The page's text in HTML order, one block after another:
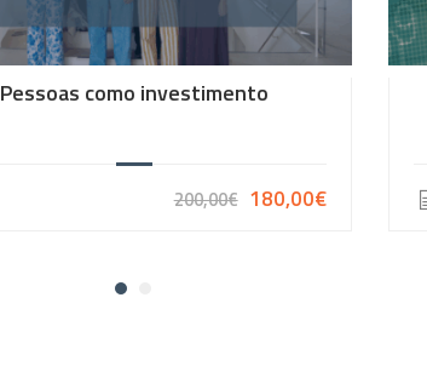
Pessoas como investimento
200,00€ 180,00€